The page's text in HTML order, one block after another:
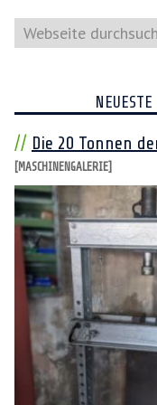
Webseite
durchsuchen
Die 20 Tonnen
[MASCHINENGALERIE]